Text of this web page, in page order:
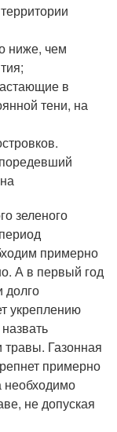
ниже, чем
в
тени, на
зеленого
примерно
А в первый год
долго
укреплению
Газонная
примерно
необходимо
не допуская